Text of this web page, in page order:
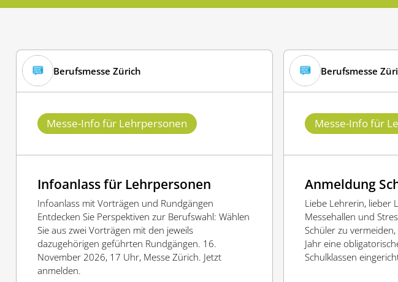
Berufsmesse Zürich
Messe-Info für Lehrpersonen
Infoanlass für Lehrpersonen
Infoanlass mit Vorträgen und Rundgängen
Entdecken Sie Perspektiven zur Berufswahl: Wählen
Sie aus zwei Vorträgen mit den jeweils
dazugehörigen geführten Rundgängen. 16.
November 2026, 17 Uhr, Messe Zürich. Jetzt
anmelden.
Berufsmesse
Messe-Info für
Anmeldung
Liebe Lehrerin, lieber
Messehallen und
Schüler zu
Jahr eine
Schulklassen